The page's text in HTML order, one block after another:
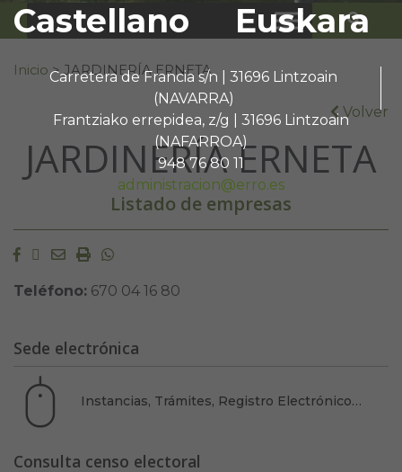
Castellano Euskara
Carretera de Francia s/n | 31696 Lintzoain
(NAVARRA)
Frantziako errepidea, z/g | 31696 Lintzoain
(NAFARROA)
948 76 80 11
administracion@erro.es
Buscar:
Inicio > JARDINERÍA ERNETA
Volver
JARDINERÍA ERNETA
Listado de empresas
Facebook
Twitter
EmailImprimir
Whatsapp
Teléfono: 670 04 16 80
Sede electrónica
Instancias, Trámites, Registro Electrónico…
Consulta censo electoral